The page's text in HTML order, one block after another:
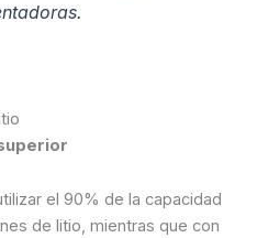
el 90% de la capacidad
de litio, mientras que con